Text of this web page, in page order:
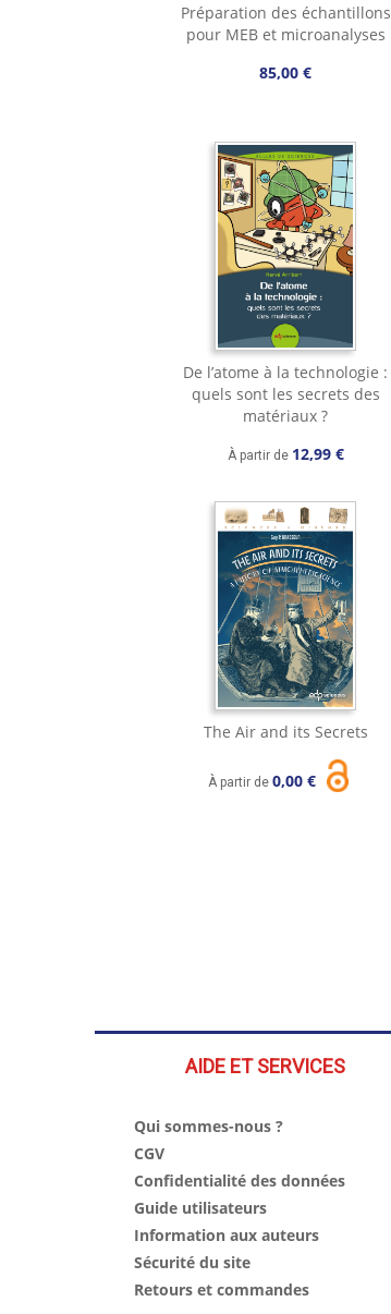
Préparation des échantillons
pour MEB et microanalyses
85,00 €
De l’atome à la technologie :
quels sont les secrets des
matériaux ?
À partir de 12,99 €
The Air and its Secrets
À partir de 0,00 €
AIDE ET SERVICES
Qui sommes-nous ?
CGV
Confidentialité des données
Guide utilisateurs
Information aux auteurs
Sécurité du site
Retours et commandes